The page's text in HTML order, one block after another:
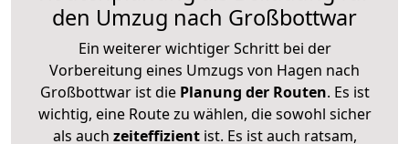
den Umzug nach Großbottwar
Ein weiterer wichtiger Schritt bei der
Vorbereitung eines Umzugs von Hagen nach
Großbottwar ist diePlanung der Routen. Es ist
wichtig, eine Route zu wählen, die sowohl sicher
als auch zeiteffizientist. Es ist auch ratsam,